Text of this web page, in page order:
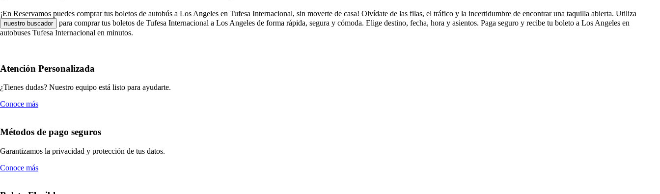
¡En Reservamos puedes comprar tus boletos de autobús a Los Angeles en Tufesa Internacional, sin moverte de casa! Olvídate de las filas, el tráfico y la incertidumbre de encontrar una taquilla abierta. Utiliza
nuestro buscador
para comprar tus boletos de Tufesa Internacional a Los Angeles de forma rápida, segura y cómoda. Elige destino, fecha, hora y asientos. Paga seguro y recibe tu boleto a Los Angeles en
autobuses Tufesa Internacional en minutos.
Atención Personalizada
¿Tienes dudas? Nuestro equipo está listo para ayudarte.
Conoce más
Métodos de pago seguros
Garantizamos la privacidad y protección de tus datos.
Conoce más